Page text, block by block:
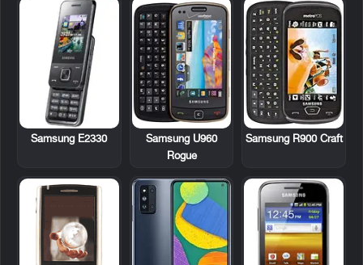
Samsung R900 Craft
Samsung U960
Rogue
Samsung E2330